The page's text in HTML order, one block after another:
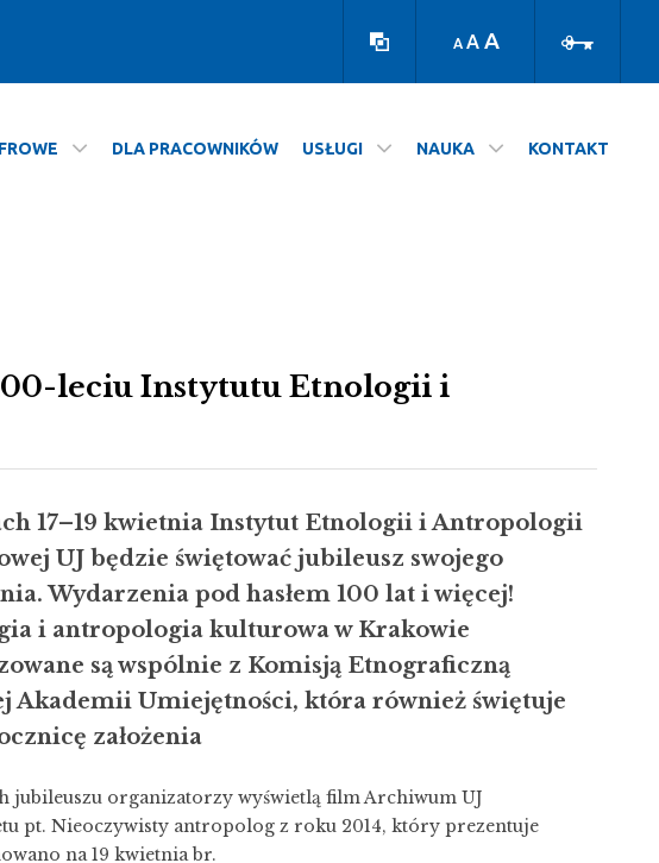
A A A
DLA PRACOWNIKÓW USŁUGI NAUKA KONTAKT
leciu Instytutu Etnologii i
17–19 kwietnia Instytut Etnologii i Antropologii
UJ będzie świętować jubileusz swojego
Wydarzenia pod hasłem 100 lat i więcej!
i antropologia kulturowa w Krakowie
są wspólnie z Komisją Etnograficzną
Akademii Umiejętności, która również świętuje
założenia
jubileuszu organizatorzy wyświetlą film Archiwum UJ
pt. Nieoczywisty antropolog z roku 2014, który prezentuje
na 19 kwietnia br.